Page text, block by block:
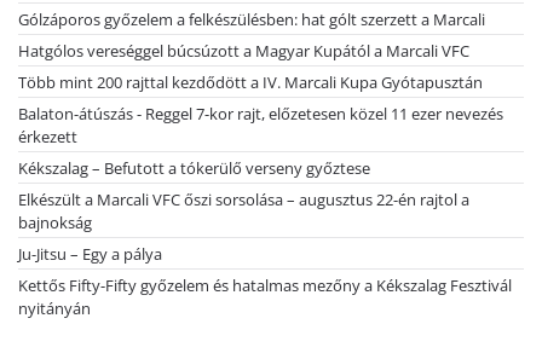
Gólzáporos győzelem a felkészülésben: hat gólt szerzett a Marcali
Hatgólos vereséggel búcsúzott a Magyar Kupától a Marcali VFC
Több mint 200 rajttal kezdődött a IV. Marcali Kupa Gyótapusztán
Balaton-átúszás - Reggel 7-kor rajt, előzetesen közel 11 ezer nevezés
érkezett
Kékszalag – Befutott a tókerülő verseny győztese
Elkészült a Marcali VFC őszi sorsolása – augusztus 22-én rajtol a
bajnokság
Ju-Jitsu – Egy a pálya
Kettős Fifty-Fifty győzelem és hatalmas mezőny a Kékszalag Fesztivál
nyitányán